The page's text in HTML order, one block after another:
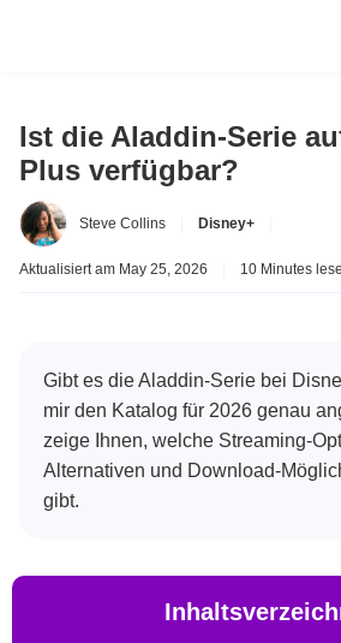
Ist die Aladdin-Serie
Plus verfügbar?
Steve Collins Disney+
Aktualisiert am May 25, 2026 10 Minutes
Gibt es die Aladdin-Serie bei
mir den Katalog für 2026 genau
zeige Ihnen, welche Streaming-
Alternativen und Download-
gibt.